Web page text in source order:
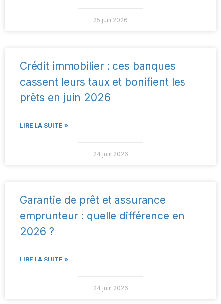
25 juin 2026
Crédit immobilier : ces banques
cassent leurs taux et bonifient les
prêts en juin 2026
LIRE LA SUITE »
24 juin 2026
Garantie de prêt et assurance
emprunteur : quelle différence en
2026 ?
LIRE LA SUITE »
24 juin 2026